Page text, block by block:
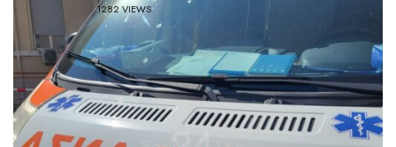
1282 VIEWS